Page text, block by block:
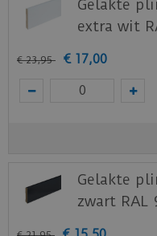
Gelakte
extra wit
€ 23,95 € 17,00
Gelakte
zwart RAL